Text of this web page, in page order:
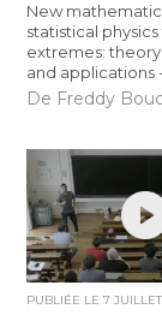
New
statistical
extremes:
and applications
De Freddy
PUBLIÉE LE7